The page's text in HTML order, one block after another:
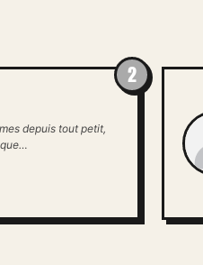
2
depuis tout petit,